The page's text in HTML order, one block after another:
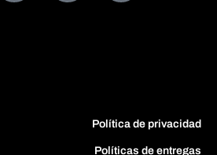
Política de privacidad
Políticas de entregas